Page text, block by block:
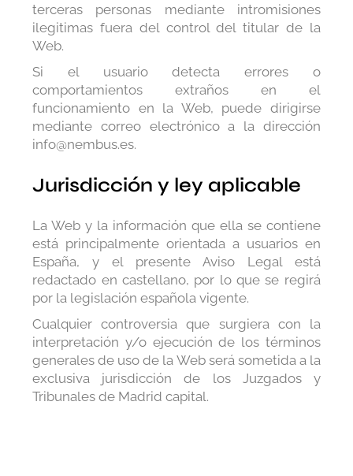
terceras personas mediante intromisiones
ilegitimas fuera del control del titular de la
Web.
Si el usuario detecta errores o
comportamientos extraños en el
funcionamiento en la Web, puede dirigirse
mediante correo electrónico a la dirección
info@nembus.es.
Jurisdicción y ley aplicable
La Web y la información que ella se contiene
está principalmente orientada a usuarios en
España, y el presente Aviso Legal está
redactado en castellano, por lo que se regirá
por la legislación española vigente.
Cualquier controversia que surgiera con la
interpretación y/o ejecución de los términos
generales de uso de la Web será sometida a la
exclusiva jurisdicción de los Juzgados y
Tribunales de Madrid capital.